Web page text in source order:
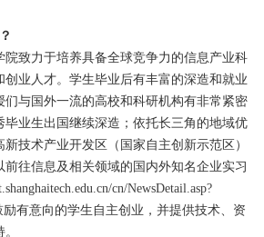
院致力于培养具备全球竞争力的信息产业科
业人才。学生毕业后有丰富的深造和就业
们与国外一流的高校和科研机构有非常紧密
毕业生出国继续深造；依托长三角的地域优
技术产业开发区（国家自主创新示范区）
前往信息及相关领域的国内外知名企业实习
cn/NewsDetail.asp?
励有意向的学生自主创业，并提供技术、资